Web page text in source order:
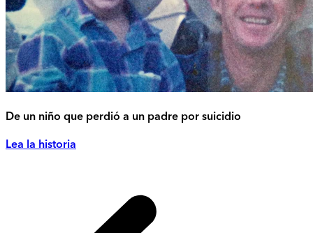
De un niño que perdió a un padre por suicidio
Lea la historia